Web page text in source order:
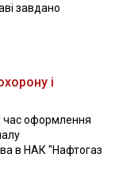
завдано
і
час оформлення
в НАК "Нафтогаз